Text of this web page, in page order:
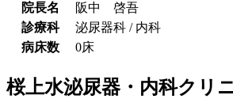
院長名
阪中 啓吾
診療科
泌尿器科 / 内科
病床数
0床
桜上水泌尿器・内科クリ